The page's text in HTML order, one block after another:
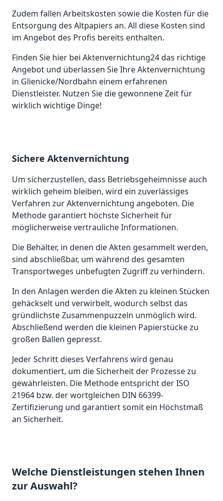
Zudem fallen Arbeitskosten sowie die Kosten für die
Entsorgung des Altpapiers an. All diese Kosten sind
im Angebot des Profis bereits enthalten.
Finden Sie hier bei Aktenvernichtung24 das richtige
Angebot und überlassen Sie Ihre Aktenvernichtung
in Glienicke/Nordbahn einem erfahrenen
Dienstleister. Nutzen Sie die gewonnene Zeit für
wirklich wichtige Dinge!
Sichere Aktenvernichtung
Um sicherzustellen, dass Betriebsgeheimnisse auch
wirklich geheim bleiben, wird ein zuverlässiges
Verfahren zur Aktenvernichtung angeboten. Die
Methode garantiert höchste Sicherheit für
möglicherweise vertrauliche Informationen.
Die Behälter, in denen die Akten gesammelt werden,
sind abschließbar, um während des gesamten
Transportweges unbefugten Zugriff zu verhindern.
In den Anlagen werden die Akten zu kleinen Stücken
gehäckselt und verwirbelt, wodurch selbst das
gründlichste Zusammenpuzzeln unmöglich wird.
Abschließend werden die kleinen Papierstücke zu
großen Ballen gepresst.
Jeder Schritt dieses Verfahrens wird genau
dokumentiert, um die Sicherheit der Prozesse zu
gewährleisten. Die Methode entspricht der ISO
21964 bzw. der wortgleichen DIN 66399-
Zertifizierung und garantiert somit ein Höchstmaß
an Sicherheit.
Welche Dienstleistungen stehen Ihnen
zur Auswahl?